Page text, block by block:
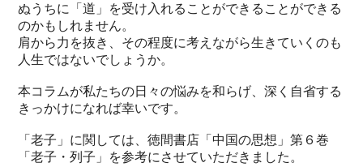
ぬうちに「道」を受け入れることができることができる
のかもしれません。
肩から力を抜き、その程度に考えながら生きていくのも
人生ではないでしょうか。
本コラムが私たちの日々の悩みを和らげ、深く自省する
きっかけになれば幸いです。
「老子」に関しては、徳間書店「中国の思想」第６巻
「老子・列子」を参考にさせていただきました。